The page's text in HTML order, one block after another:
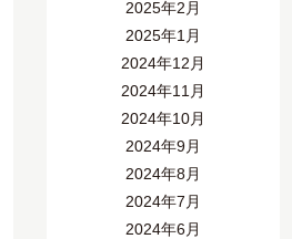
2025年2月
2025年1月
2024年12月
2024年11月
2024年10月
2024年9月
2024年8月
2024年7月
2024年6月